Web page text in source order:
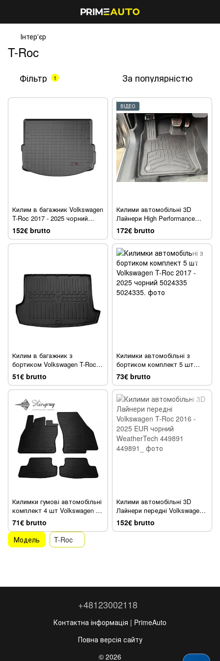
Інтер'єр
T-Roc
Фільтр 1 За популярністю
Килим в багажник Volkswagen
T-Roc 2017 - 2025 чорний
WeatherTech 401135
152€ brutto
ВІДЕО
Килими автомобільні 3D
Лайнери High Performance
передні Volkswagen T-Roc
2017 - 2025 EUR чорний
WeatherTech 449891IM
172€ brutto
Килим в багажник з
бортиком Volkswagen T-Roc
верхня позиція 2017-2025
чорний 6024191
51€ brutto
Килимки автомобільні з
бортиком комплект 5 шт
Volkswagen T-Roc 2017 - 2025
чорний 5024335
73€ brutto
Килимки гумові автомобільні
комплект 4 шт Volkswagen T-
Roc 2017 - 2025 чорний
1024414
71€ brutto
Килими автомобільні 3D
Лайнери передні Volkswagen
T-Roc 2016 - 2025 EUR чорний
WeatherTech 449891
152€ brutto
Модель
T-Roc
+48123002118
Контактна інформація | PrimeAuto
Повна версія сайту
© 2026